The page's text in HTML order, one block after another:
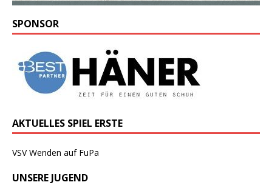
SPONSOR
AKTUELLES SPIEL ERSTE
VSV Wenden auf FuPa
UNSERE JUGEND